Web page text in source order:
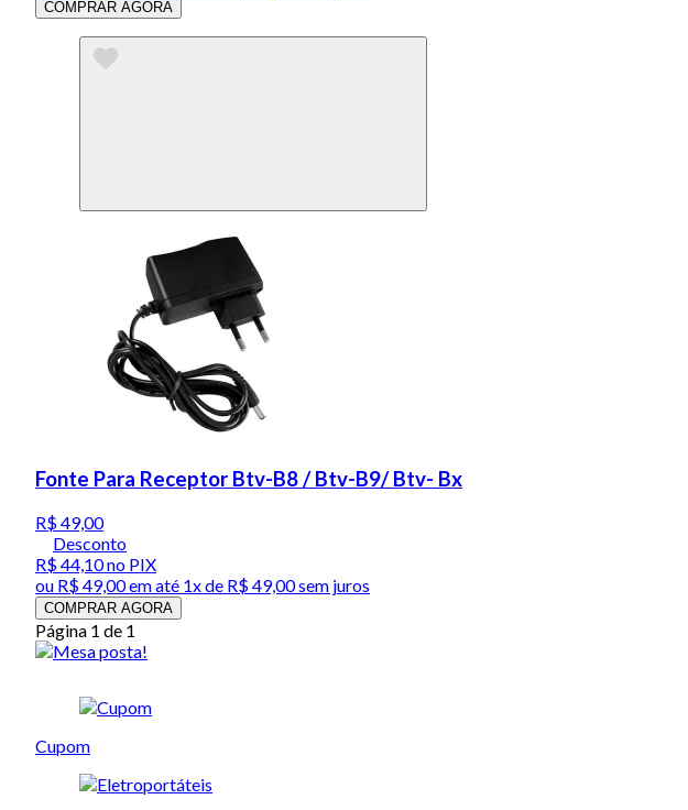
COMPRAR AGORA
Fonte Para Receptor Btv-B8 / Btv-B9/ Btv- Bx
R$ 49,00
Desconto
R$ 44,10no PIX
ou R$ 49,00em até 1x de R$ 49,00sem juros
COMPRAR AGORA
Página 1 de 1
Cupom